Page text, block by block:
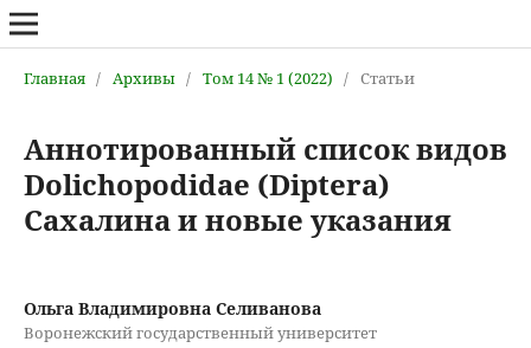
Главная / Архивы / Том 14 № 1 (2022) / Статьи
Аннотированный список видов
Dolichopodidae (Diptera)
Сахалина и новые указания
Ольга Владимировна Селиванова
Воронежский государственный университет